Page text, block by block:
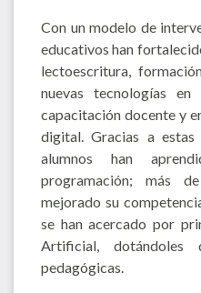
Con un modelo de
educativos han
lectoescritura,
nuevas tecnologías
capacitación docente y
digital. Gracias a
alumnos han
programación; más
mejorado su
se han acercado por
Artificial, dotándoles
pedagógicas.